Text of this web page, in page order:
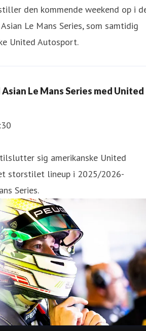
den kommende weekend op i
Le Mans Series, som samtidig
United Autosport.
Le Mans Series med United
sig amerikanske United
storstilet lineup i 2025/2026-
Series.